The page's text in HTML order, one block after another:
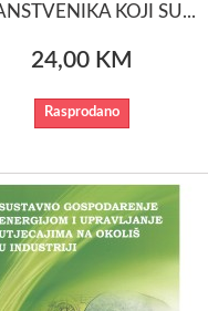
KOJI SU...
24,00 KM
Rasprodano